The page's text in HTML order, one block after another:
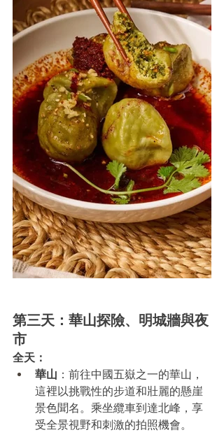
第三天：華山探險、明城牆與夜
市
全天：
華山 ：前往中國五嶽之一的華山，
這裡以挑戰性的步道和壯麗的懸崖
景色聞名。乘坐纜車到達北峰，享
受全景視野和刺激的拍照機會。